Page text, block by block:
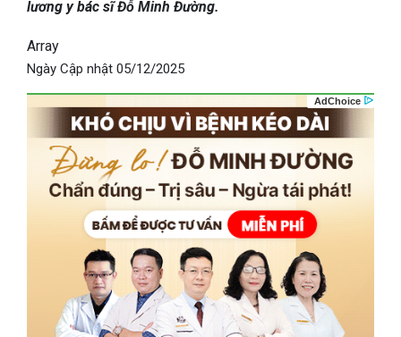
lương y bác sĩ Đỗ Minh Đường.
Array
Ngày Cập nhật 05/12/2025